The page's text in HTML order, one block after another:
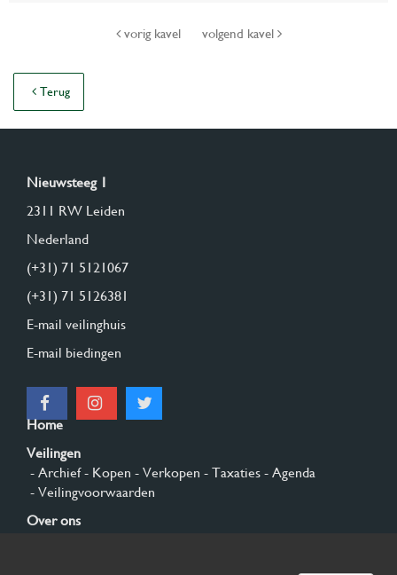
vorig kavel volgend kavel
Terug
Nieuwsteeg 1
2311 RW Leiden
Nederland
(+31) 71 5121067
(+31) 71 5126381
E-mail veilinghuis
E-mail biedingen
Home
Veilingen
- Archief- Kopen - Verkopen - Taxaties - Agenda
- Veilingvoorwaarden
Over ons